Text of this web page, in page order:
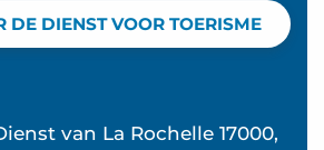
DE DIENST VOOR TOERISME
van La Rochelle 17000,